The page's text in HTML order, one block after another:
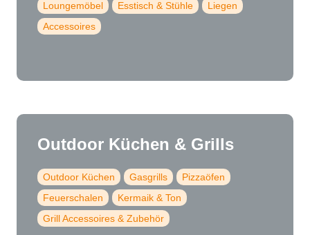
Loungemöbel Esstisch & Stühle
Liegen
Accessoires
Outdoor Küchen & Grills
Outdoor Küchen Gasgrills
Pizzaöfen
Feuerschalen
Kermaik & Ton
Grill Accessoires & Zubehör